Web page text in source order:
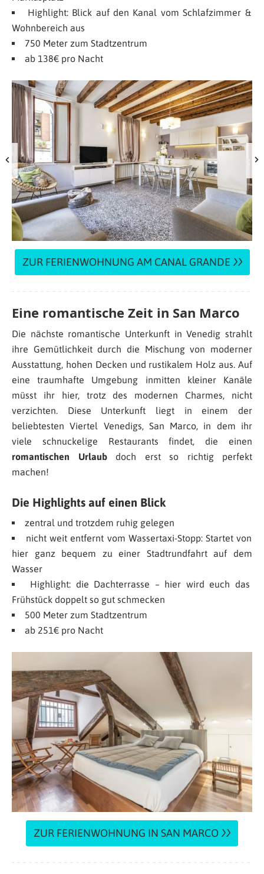
Highlight: Blick auf den Kanal vom Schlafzimmer &
Wohnbereich aus
750 Meter zum Stadtzentrum
ab 138€ pro Nacht
ZUR FERIENWOHNUNG AM CANAL GRANDE
Eine romantische Zeit in San Marco
Die nächste romantische Unterkunft in Venedig strahlt
ihre Gemütlichkeit durch die Mischung von moderner
Ausstattung, hohen Decken und rustikalem Holz aus. Auf
eine traumhafte Umgebung inmitten kleiner Kanäle
müsst ihr hier, trotz des modernen Charmes, nicht
verzichten. Diese Unterkunft liegt in einem der
beliebtesten Viertel Venedigs, San Marco, in dem ihr
viele schnuckelige Restaurants findet, die einen
romantischen Urlaubdoch erst so richtig perfekt
machen!
Die Highlights auf einen Blick
zentral und trotzdem ruhig gelegen
nicht weit entfernt vom Wassertaxi-Stopp: Startet von
hier ganz bequem zu einer Stadtrundfahrt auf dem
Wasser
Highlight: die Dachterrasse – hier wird euch das
Frühstück doppelt so gut schmecken
500 Meter zum Stadtzentrum
ab 251€ pro Nacht
ZUR FERIENWOHNUNG IN SAN MARCO